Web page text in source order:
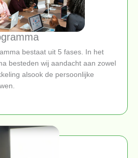
bestaat uit 5 fases. In het
besteden wij aandacht aan zowel
alsook de persoonlijke